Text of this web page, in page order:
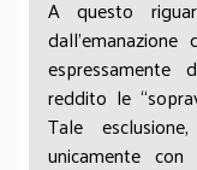
In specie, la
paragrafi da 73
prevede
totalmente o
situazione
A questo
reddito le
Tale
unicamente